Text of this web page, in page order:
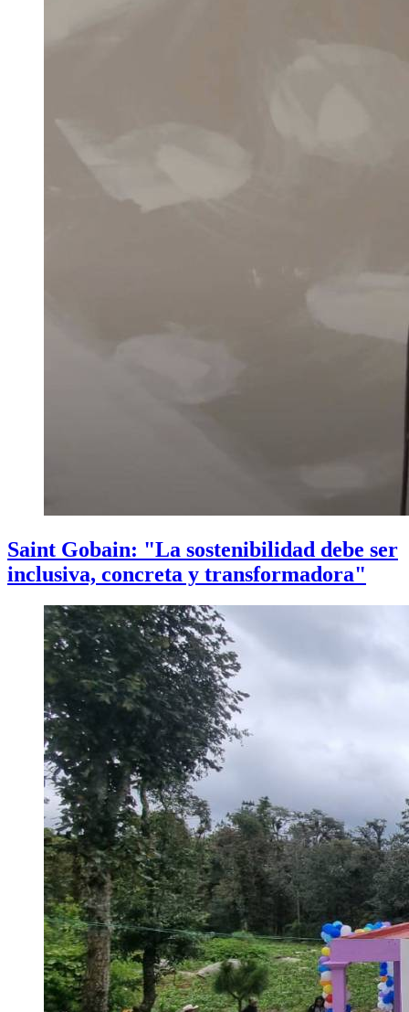
Saint Gobain: "La sostenibilidad debe ser
inclusiva, concreta y transformadora"